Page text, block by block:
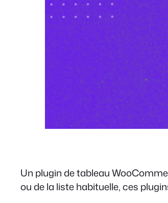
Un plugin de tableau
ou de la liste habituelle, ces